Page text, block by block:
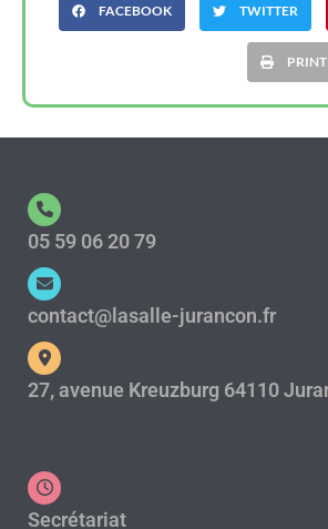
FACEBOOK TWITTER
PRINT
05 59 06 20 79
contact@lasalle-jurancon.fr
27, avenue Kreuzburg 64110
Secrétariat